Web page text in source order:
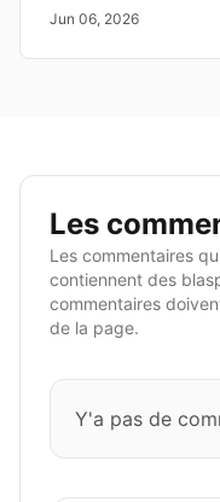
2026.
Jun 06, 2026
Les
Les commentaires
contiennent des
commentaires
de la page.
Y'a pas de